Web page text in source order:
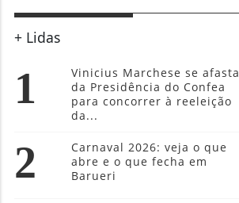
+ Lidas
1
Vinicius Marchese se afasta
da Presidência do Confea
para concorrer à reeleição
da...
2
Carnaval 2026: veja o que
abre e o que fecha em
Barueri